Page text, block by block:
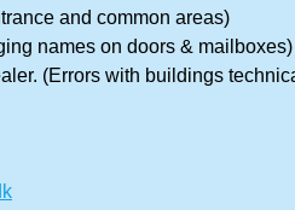
and common areas)
names on doors & mailboxes)
(Errors with buildings